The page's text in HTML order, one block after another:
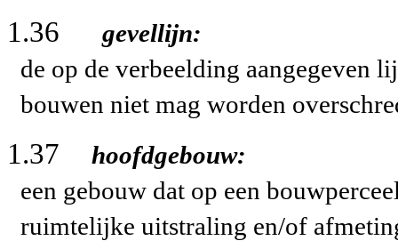
1.36
gevellijn:
de op de verbeelding aangegeven
bouwen niet mag worden
1.37
hoofdgebouw:
een gebouw dat op een
ruimtelijke uitstraling en/of